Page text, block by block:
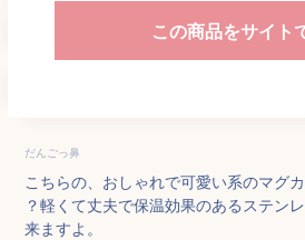
この商品をサイト
だんごっ鼻
こちらの、おしゃれで可愛い系のマグ
？軽くて丈夫で保温効果のあるステン
来ますよ。